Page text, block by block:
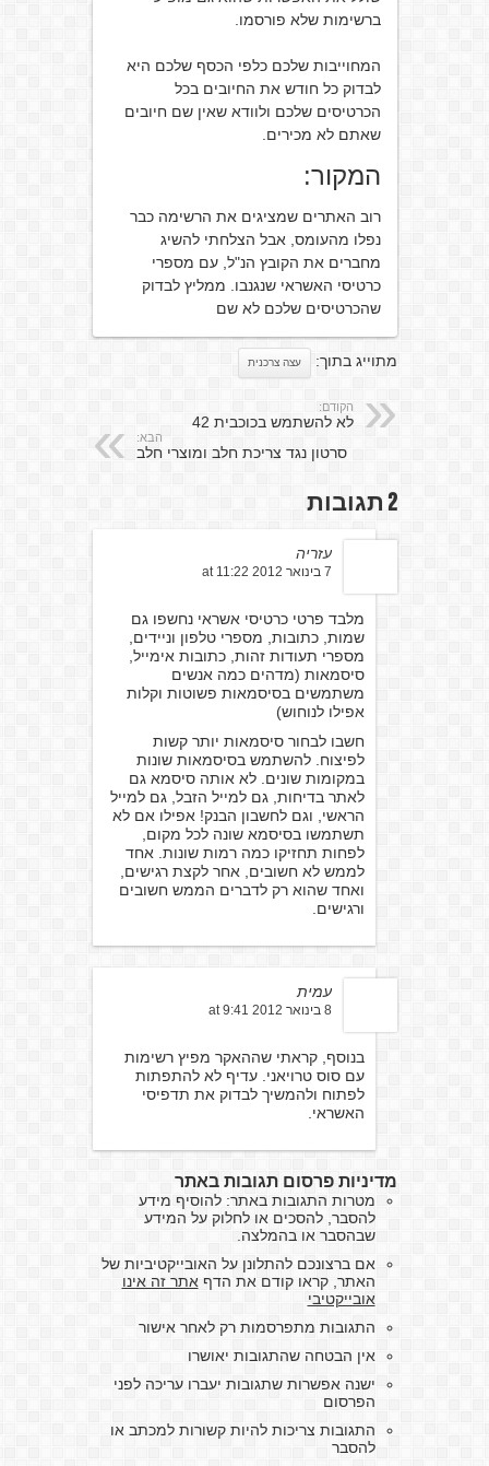
ברשימות שלא פורסמו.
המחוייבות שלכם כלפי הכסף שלכם היא
לבדוק כל חודש את החיובים בכל
הכרטיסים שלכם ולוודא שאין שם חיובים
שאתם לא מכירים.
המקור:
רוב האתרים שמציגים את הרשימה כבר
נפלו מהעומס, אבל הצלחתי להשיג
מחברים את הקובץ הנ"ל, עם מספרי
כרטיסי האשראי שנגנבו. ממליץ לבדוק
שהכרטיסים שלכם לא שם
מתוייג בתוך: עצה צרכנית
הקודם:
לא להשתמש בכוכבית 42
הבא:
סרטון נגד צריכת חלב ומוצרי חלב
2 תגובות
עזריה
7 בינואר 2012 at 11:22
מלבד פרטי כרטיסי אשראי נחשפו גם
שמות, כתובות, מספרי טלפון וניידים,
מספרי תעודות זהות, כתובות אימייל,
סיסמאות (מדהים כמה אנשים
משתמשים בסיסמאות פשוטות וקלות
אפילו לנוחוש)
חשבו לבחור סיסמאות יותר קשות
לפיצוח. להשתמש בסיסמאות שונות
במקומות שונים. לא אותה סיסמא גם
לאתר בדיחות, גם למייל הזבל, גם למייל
הראשי, וגם לחשבון הבנק! אפילו אם לא
תשתמשו בסיסמא שונה לכל מקום,
לפחות תחזיקו כמה רמות שונות. אחד
לממש לא חשובים, אחר לקצת רגישים,
ואחד שהוא רק לדברים הממש חשובים
ורגישים.
עמית
8 בינואר 2012 at 9:41
בנוסף, קראתי שההאקר מפיץ רשימות
עם סוס טרויאני. עדיף לא להתפתות
לפתוח ולהמשיך לבדוק את תדפיסי
האשראי.
מדיניות פרסום תגובות באתר
מטרות התגובות באתר: להוסיף מידע
להסבר, להסכים או לחלוק על המידע
שבהסבר או בהמלצה.
אם ברצונכם להתלונן על האובייקטיביות של
האתר, קראו קודם את הדף אתר זה אינו
אובייקטיבי
התגובות מתפרסמות רק לאחר אישור
אין הבטחה שהתגובות יאושרו
ישנה אפשרות שתגובות יעברו עריכה לפני
הפרסום
התגובות צריכות להיות קשורות למכתב או
להסבר